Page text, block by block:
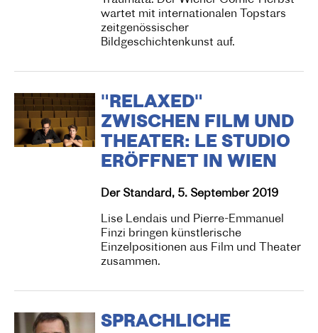
wartet mit internationalen Topstars
zeitgenössischer
Bildgeschichtenkunst auf.
"RELAXED"
ZWISCHEN FILM UND
THEATER: LE STUDIO
ERÖFFNET IN WIEN
Der Standard, 5. September 2019
Lise Lendais und Pierre-Emmanuel
Finzi bringen künstlerische
Einzelpositionen aus Film und Theater
zusammen.
SPRACHLICHE